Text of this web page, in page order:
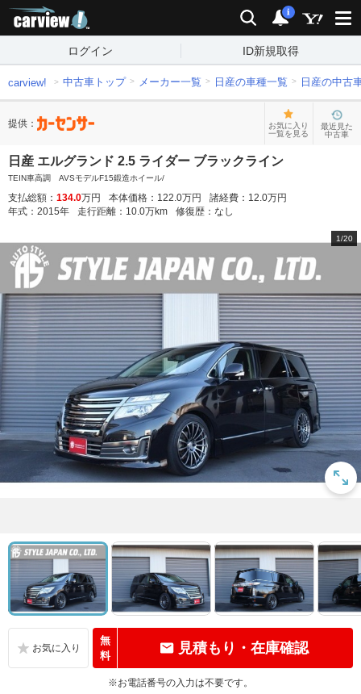
検索 通知
i
ログイン ID新規取得
carview! 中古車トップ メーカー一覧 日産の車種一覧 日産の中古
提供：
お気に入り
一覧を見る
最近見た
中古車
日産 エルグランド 2.5 ライダー ブラックライン
TEIN車高調 AVSモデルF15鍛造ホイール/
支払総額： 134.0万円 本体価格： 122.0万円 諸経費： 12.0万円
年式： 2015年 走行距離： 10.0万km 修復歴： なし
1/20
無
料
見積もり・在庫確認
※お電話番号の入力は不要です。